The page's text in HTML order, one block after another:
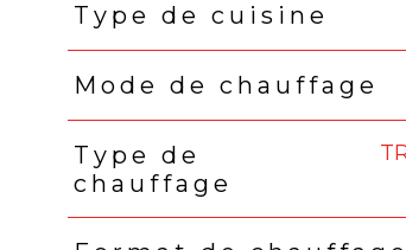
Type de cuisine
Mode de chauffage
Type de
chauffage